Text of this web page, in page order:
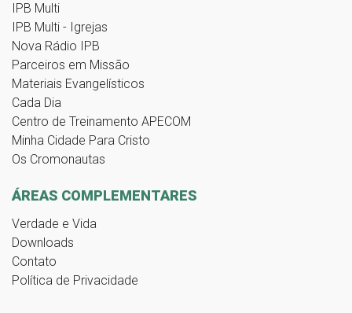
IPB Multi
IPB Multi - Igrejas
Nova Rádio IPB
Parceiros em Missão
Materiais Evangelísticos
Cada Dia
Centro de Treinamento APECOM
Minha Cidade Para Cristo
Os Cromonautas
ÁREAS COMPLEMENTARES
Verdade e Vida
Downloads
Contato
Política de Privacidade